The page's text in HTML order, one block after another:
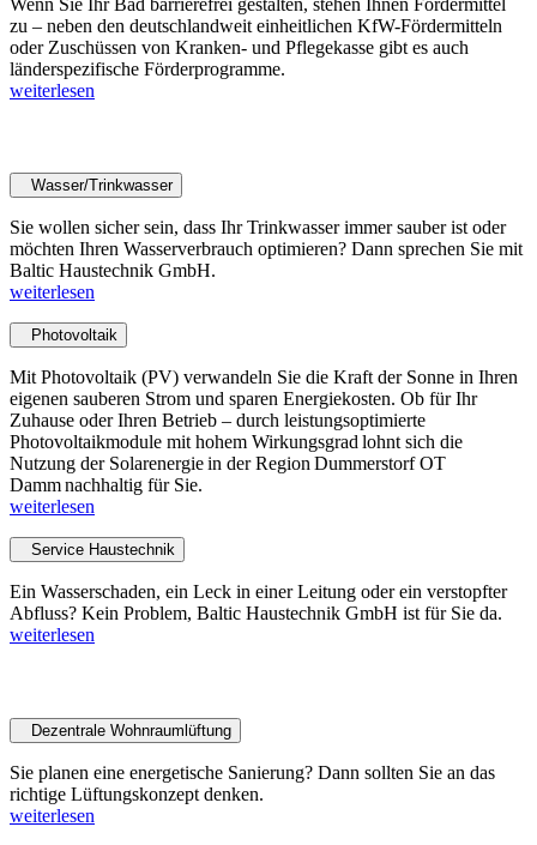
zu – neben den deutschlandweit einheitlichen KfW-Fördermitteln
oder Zuschüssen von Kranken- und Pflegekasse gibt es auch
länderspezifische Förderprogramme.
weiterlesen
Wasser/Trinkwasser
Sie wollen sicher sein, dass Ihr Trinkwasser immer sauber ist oder
möchten Ihren Wasserverbrauch optimieren? Dann sprechen Sie mit
Baltic Haustechnik GmbH.
weiterlesen
Photovoltaik
Mit Photovoltaik (PV) verwandeln Sie die Kraft der Sonne in Ihren
eigenen sauberen Strom und sparen Energiekosten. Ob für Ihr
Zuhause oder Ihren Betrieb – durch leistungsoptimierte
Photovoltaikmodule mit hohem Wirkungsgrad lohnt sich die
Nutzung der Solarenergie in der Region Dummerstorf OT
Damm nachhaltig für Sie.
weiterlesen
Service Haustechnik
Ein Wasserschaden, ein Leck in einer Leitung oder ein verstopfter
Abfluss? Kein Problem, Baltic Haustechnik GmbH ist für Sie da.
weiterlesen
Dezentrale Wohnraumlüftung
Sie planen eine energetische Sanierung? Dann sollten Sie an das
richtige Lüftungskonzept denken.
weiterlesen